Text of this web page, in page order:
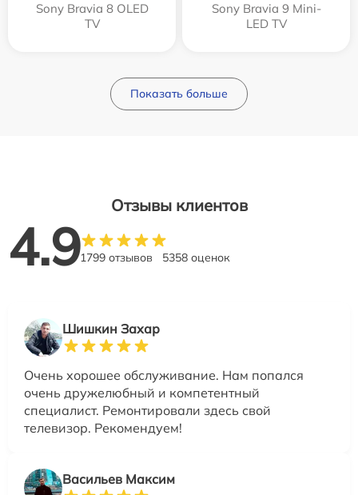
Sony Bravia 8 OLED
TV
Sony Bravia 9 Mini-
LED TV
Показать больше
Отзывы клиентов
4.91799 отзывов 5358 оценок
Шишкин Захар
Очень хорошее обслуживание. Нам попался
очень дружелюбный и компетентный
специалист. Ремонтировали здесь свой
телевизор. Рекомендуем!
Васильев Максим